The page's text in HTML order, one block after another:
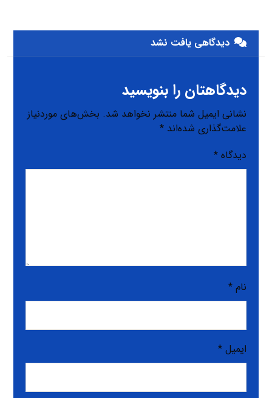
دیدگاهی یافت نشد
دیدگاهتان را بنویسید
نشانی ایمیل شما منتشر نخواهد شد. بخش‌های موردنیاز
علامت‌گذاری شده‌اند*
دیدگاه*
نام*
ایمیل*